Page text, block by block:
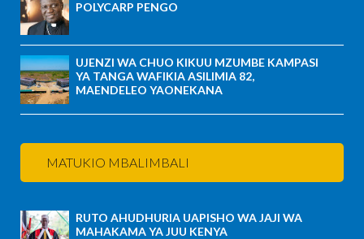
POLYCARP PENGO
UJENZI WA CHUO KIKUU MZUMBE KAMPASI
YA TANGA WAFIKIA ASILIMIA 82,
MAENDELEO YAONEKANA
MATUKIO MBALIMBALI
RUTO AHUDHURIA UAPISHO WA JAJI WA
MAHAKAMA YA JUU KENYA